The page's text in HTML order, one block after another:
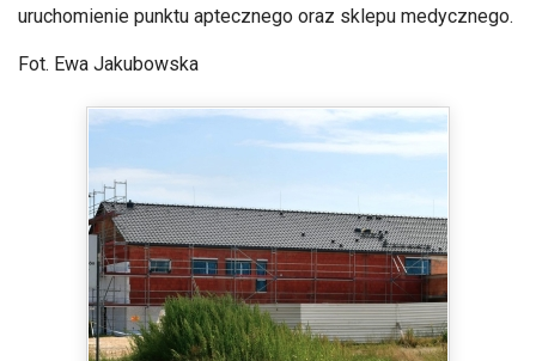
uruchomienie punktu aptecznego oraz sklepu medycznego.
Fot. Ewa Jakubowska